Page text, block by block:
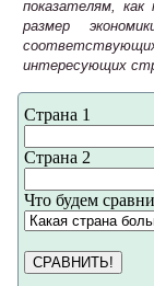
показателям, как
размер
интересующих
Страна 1
Страна 2
Что будем
СРАВНИТЬ!